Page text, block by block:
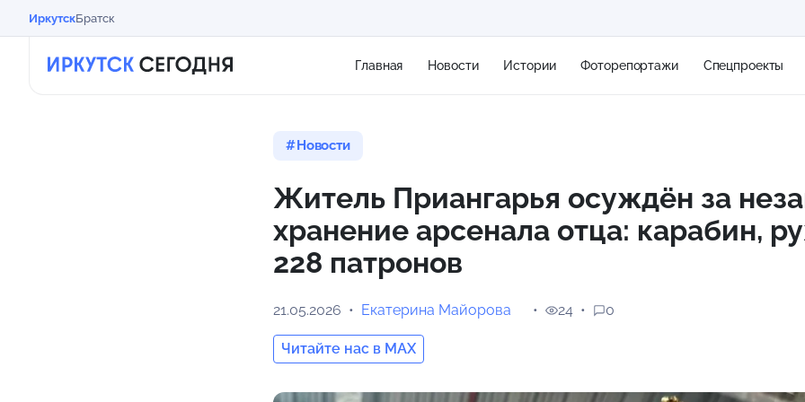
ИркутскБратск
Главная Новости Истории Фоторепортажи Спецпроекты
13 м/с
Новости
Житель Приангарья осуждён за
хранение арсенала отца: карабин,
228 патронов
21.05.2026 Екатерина Майорова
Читайте нас в MAX
24 0